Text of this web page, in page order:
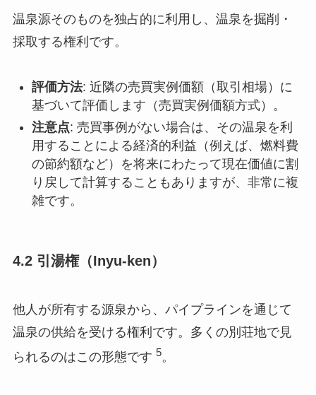
温泉源そのものを独占的に利用し、温泉を掘削・
採取する権利です。
評価方法: 近隣の売買実例価額（取引相場）に
基づいて評価します（売買実例価額方式）。
注意点: 売買事例がない場合は、その温泉を利
用することによる経済的利益（例えば、燃料費
の節約額など）を将来にわたって現在価値に割
り戻して計算することもありますが、非常に複
雑です。
4.2 引湯権（Inyu-ken）
他人が所有する源泉から、パイプラインを通じて
温泉の供給を受ける権利です。多くの別荘地で見
られるのはこの形態です 5。